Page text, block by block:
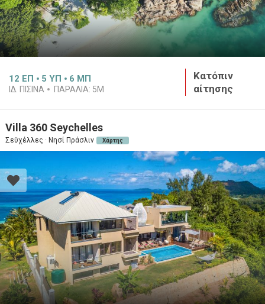
12 ΕΠ 5 ΥΠ 6 ΜΠ
ΙΔ. ΠΙΣΙΝΑ ΠΑΡΑΛΙΑ: 5M
Κατόπιν
αίτησης
Villa 360 Seychelles
Σεϋχέλλες · Νησί Πράσλιν Χάρτης